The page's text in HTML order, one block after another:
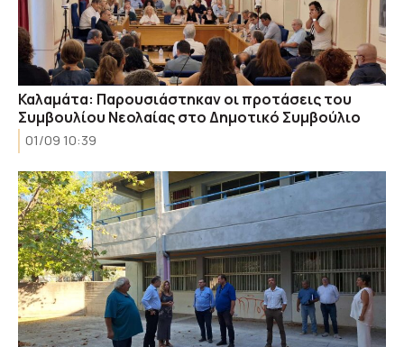
Καλαμάτα: Παρουσιάστηκαν οι προτάσεις του
Συμβουλίου Νεολαίας στο Δημοτικό Συμβούλιο
01/09 10:39